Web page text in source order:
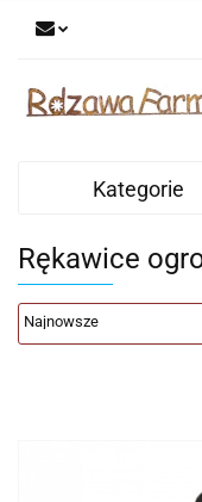
Kategorie
Rękawice